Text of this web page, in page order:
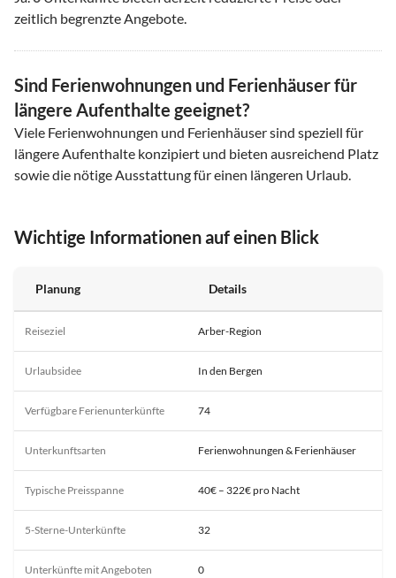
zeitlich begrenzte Angebote.
Sind Ferienwohnungen und Ferienhäuser für
längere Aufenthalte geeignet?
Viele Ferienwohnungen und Ferienhäuser sind speziell für
längere Aufenthalte konzipiert und bieten ausreichend Platz
sowie die nötige Ausstattung für einen längeren Urlaub.
Wichtige Informationen auf einen Blick
Planung Details
Reiseziel Arber-Region
Urlaubsidee In den Bergen
Verfügbare Ferienunterkünfte 74
Unterkunftsarten Ferienwohnungen & Ferienhäuser
Typische Preisspanne 40€ – 322€ pro Nacht
5-Sterne-Unterkünfte 32
Unterkünfte mit Angeboten 0